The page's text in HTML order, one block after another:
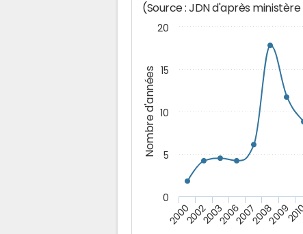
Nombre d'années
(Source : JDN d'après
2000200220032006200720082009
0
5
10
15
20